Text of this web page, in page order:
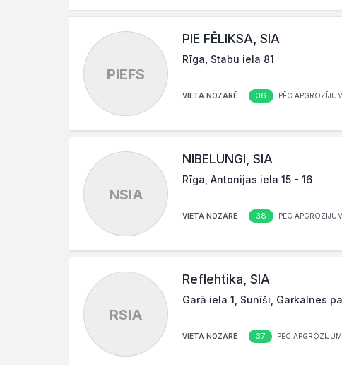
PIEFS
PIE FĒLIKSA, SIA
Rīga, Stabu iela 81
VIETA NOZARĒ 36 PĒC
NSIA
NIBELUNGI, SIA
Rīga, Antonijas iela 15 - 16
VIETA NOZARĒ 38 PĒC
RSIA
Reflehtika, SIA
Garā iela 1, Sunīši, Garkalnes
VIETA NOZARĒ 37 PĒC